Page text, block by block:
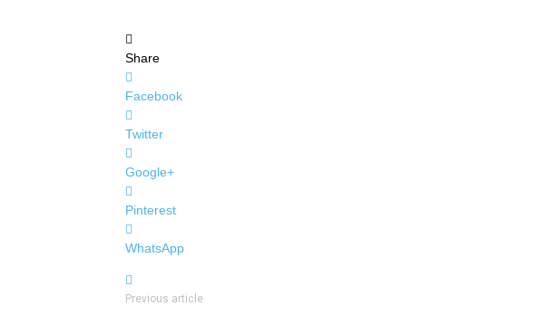
Share
Facebook
Twitter
Google+
Pinterest
WhatsApp
Previous article